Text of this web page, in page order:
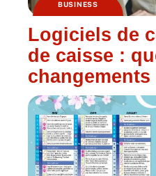
BUSINESS
Logiciels de
de caisse :